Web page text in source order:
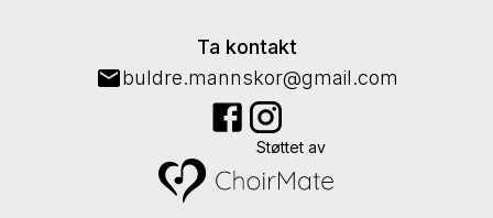
Ta kontakt
buldre.mannskor@gmail.com
Støttet av